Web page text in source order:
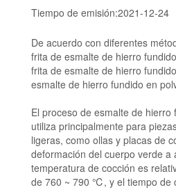
Tiempo de emisión:2021-12-24
De acuerdo con diferentes
frita de esmalte de hierro
frita de esmalte de hierro
esmalte de hierro fundido en
El proceso de esmalte de hierro
utiliza principalmente para
ligeras, como ollas y placas de
deformación del cuerpo verde a
temperatura de cocción es
de 760 ~ 790 ℃, y el tiempo de